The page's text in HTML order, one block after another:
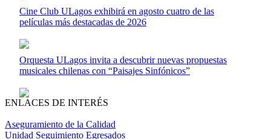
Cine Club ULagos exhibirá en agosto cuatro de las
películas más destacadas de 2026
Orquesta ULagos invita a descubrir nuevas propuestas
musicales chilenas con “Paisajes Sinfónicos”
ENLACES DE INTERÉS
Aseguramiento de la Calidad
Unidad Seguimiento Egresados